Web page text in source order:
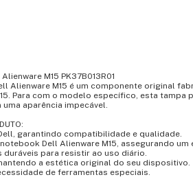
M15 PK37B013R01
Alienware M15 é um componente original
Para com o modelo específico, esta
aparência impecável.
garantindo compatibilidade e qualidade.
Dell Alienware M15, assegurando um
duráveis para resistir ao uso diário.
a estética original do seu dispositivo.
de ferramentas especiais.